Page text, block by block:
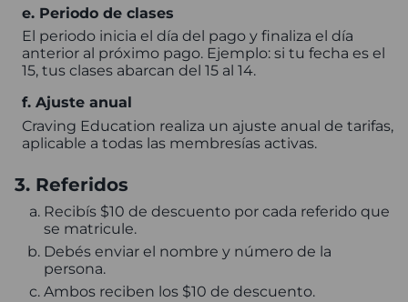
e. Periodo de clases
El periodo inicia el día del pago y finaliza el día
anterior al próximo pago. Ejemplo: si tu fecha es el
15, tus clases abarcan del 15 al 14.
f. Ajuste anual
Craving Education realiza un ajuste anual de tarifas,
aplicable a todas las membresías activas.
3. Referidos
Recibís $10 de descuento por cada referido que
se matricule.
Debés enviar el nombre y número de la
persona.
Ambos reciben los $10 de descuento.